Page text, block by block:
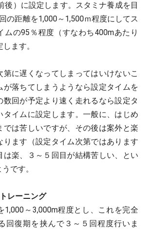
後）に設定します。スタミナ養成を目
の距離を1,000～1,500ｍ程度にしてス
ムの95％程度（すなわち400mあたり
ます。
第に遅くなってしまってはいけないこ
が落ちてしまうようなら設定タイムを
数回が予定より速く走れるなら設定タ
タイムに設定します。一般に、はじめ
では苦しいですが、その後は案外と楽
ります（設定タイム次第ではあります
は楽、３～５回目が結構苦しい、とい
です。
レーニング
1,000～3,000m程度とし、これを完全
回復期を挟んで３～５回程度行いま